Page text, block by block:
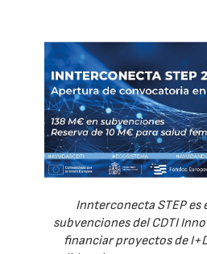
Innterconecta STEP es
subvenciones del CDTI
financiar proyectos de